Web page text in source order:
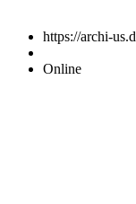
https://archi-
Online